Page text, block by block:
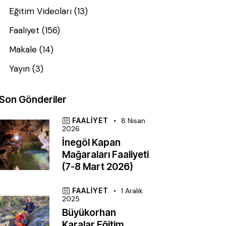
Eğitim Videoları (13)
Faaliyet (156)
Makale (14)
Yayın (3)
Gönderiler
FAALIYET
8 Nisan
2026
İnegöl Kapan
Mağaraları Faaliyeti
(7-8 Mart 2026)
FAALIYET
1 Aralık
2025
Büyükorhan